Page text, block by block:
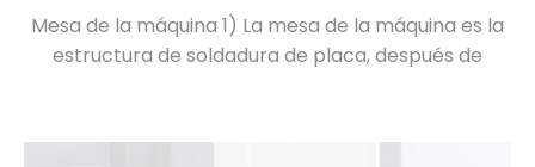
Mesa de la máquina 1) La mesa de la máquina es la
estructura de soldadura de placa, después de
2) Construido para la estabilidad. El proceso de